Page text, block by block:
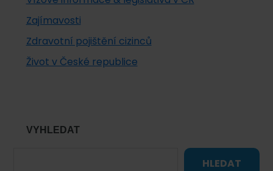
Zajímavosti
Zdravotní pojištění cizinců
Život v České republice
VYHLEDAT
HLEDAT